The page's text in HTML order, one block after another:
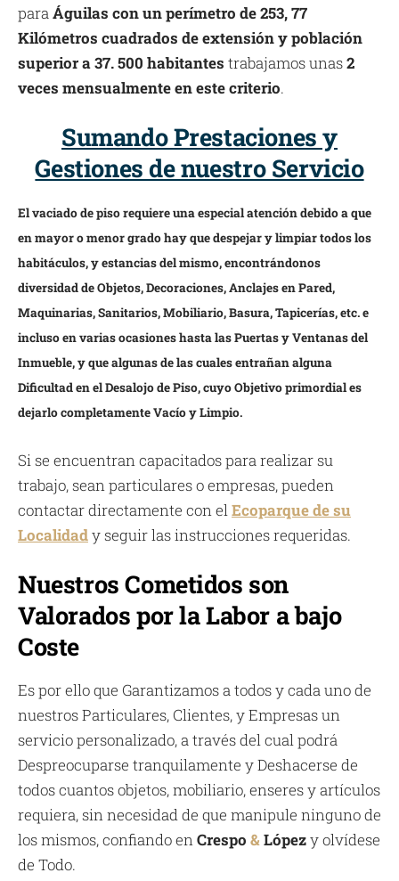
paraÁguilas con un perímetro de 253, 77
Kilómetros cuadrados de extensión y población
superior a 37. 500 habitantes trabajamos unas2
veces mensualmente en este criterio.
Sumando Prestaciones y
Gestiones de nuestro Servicio
El vaciado de piso requiere una especial atención debido a que
en mayor o menor grado hay que despejar y limpiar todos los
habitáculos, y estancias del mismo, encontrándonos
diversidad de Objetos, Decoraciones, Anclajes en Pared,
Maquinarias, Sanitarios, Mobiliario, Basura, Tapicerías, etc. e
incluso en varias ocasiones hasta las Puertas y Ventanas del
Inmueble, y que algunas de las cuales entrañan alguna
Dificultad en el Desalojo de Piso, cuyo Objetivo primordial es
dejarlo completamente Vacío y Limpio.
Si se encuentran capacitados para realizar su
trabajo, sean particulares o empresas, pueden
contactar directamente con elEcoparque de su
Localidady seguir las instrucciones requeridas.
Nuestros Cometidos son
Valorados por la Labor a bajo
Coste
Es por ello que Garantizamos a todos y cada uno de
nuestros Particulares, Clientes, y Empresas un
servicio personalizado, a través del cual podrá
Despreocuparse tranquilamente y Deshacerse de
todos cuantos objetos, mobiliario, enseres y artículos
requiera, sin necesidad de que manipule ninguno de
los mismos, confiando enCrespo &Lópezy olvídese
de Todo.